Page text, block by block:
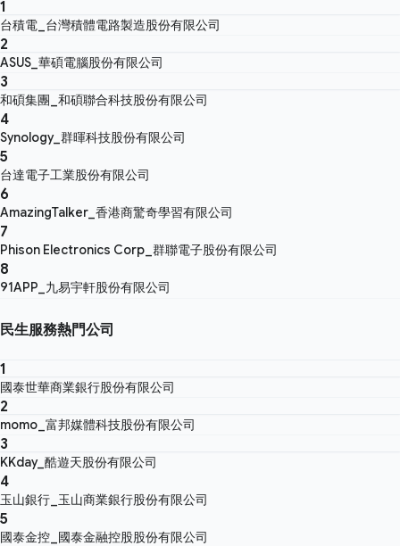
1
台積電_台灣積體電路製造股份有限公司
2
ASUS_華碩電腦股份有限公司
3
和碩集團_和碩聯合科技股份有限公司
4
Synology_群暉科技股份有限公司
5
台達電子工業股份有限公司
6
AmazingTalker_香港商驚奇學習有限公司
7
Phison Electronics Corp_群聯電子股份有限公司
8
91APP_九易宇軒股份有限公司
民生服務熱門公司
1
國泰世華商業銀行股份有限公司
2
momo_富邦媒體科技股份有限公司
3
KKday_酷遊天股份有限公司
4
玉山銀行_玉山商業銀行股份有限公司
5
國泰金控_國泰金融控股股份有限公司